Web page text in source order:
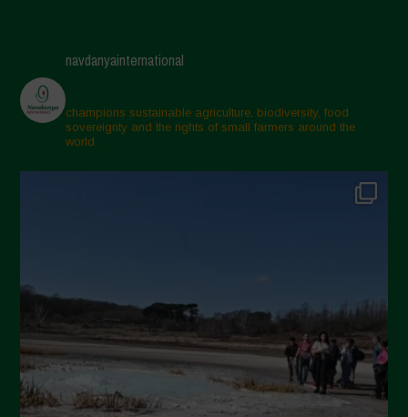
March 2025
February 2025
November 2024
October 2024
April 2024
March 2024
February 2024
January 2024
navdanyainternational
champions sustainable agriculture, biodiversity, food
sovereignty and the rights of small farmers around the
world.